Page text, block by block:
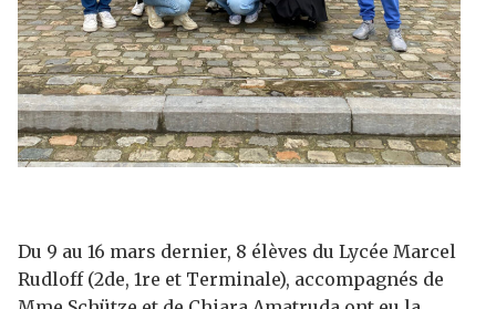
Du 9 au 16 mars dernier, 8 élèves du Lycée Marcel
Rudloff (2de, 1re et Terminale), accompagnés de